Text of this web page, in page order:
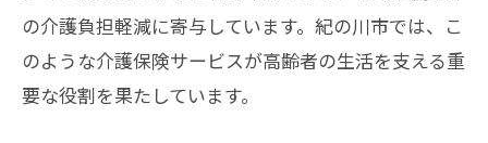
の介護負担軽減に寄与しています。紀の川市では、こ
のような介護保険サービスが高齢者の生活を支える重
要な役割を果たしています。